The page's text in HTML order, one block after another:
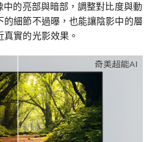
的亮部與暗部，調整對比度與動
的細節不過曝，也能讓陰影中的層
實的光影效果。